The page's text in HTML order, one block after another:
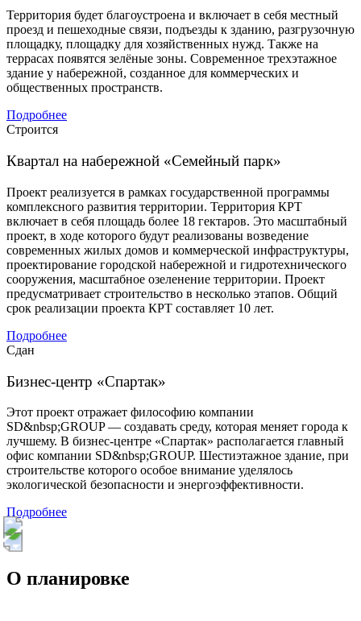
Территория будет благоустроена и включает в себя местный
проезд и пешеходные связи, подъезды к зданию, разгрузочную
площадку, площадку для хозяйственных нужд. Также на
террасах появятся зелёные зоны. Современное трехэтажное
здание у набережной, созданное для коммерческих и
общественных пространств.
Подробнее
Строится
Квартал на набережной «Семейный парк»
Проект реализуется в рамках государственной программы
комплексного развития территории. Территория КРТ
включает в себя площадь более 18 гектаров. Это масштабный
проект, в ходе которого будут реализованы возведение
современных жилых домов и коммерческой инфраструктуры,
проектирование городской набережной и гидротехнического
сооружения, масштабное озеленение территории. Проект
предусматривает строительство в несколько этапов. Общий
срок реализации проекта КРТ составляет 10 лет.
Подробнее
Сдан
Бизнес-центр «Спартак»
Этот проект отражает философию компании
SD&nbsp;GROUP — создавать среду, которая меняет города к
лучшему. В бизнес-центре «Спартак» располагается главный
офис компании SD&nbsp;GROUP. Шестиэтажное здание, при
строительстве которого особое внимание уделялось
экологической безопасности и энергоэффективности.
Подробнее
О планировке